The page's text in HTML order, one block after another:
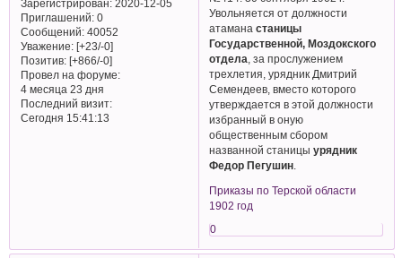
Зарегистрирован: 2020-12-05
Приглашений:0
Сообщений:40052
Уважение: [+23/-0]
Позитив: [+866/-0]
Провел на форуме:
4 месяца 23 дня
Последний визит:
Сегодня 15:41:13
Увольняется от должности
атаманастаницы
Государственной, Моздокского
отдела , за прослужением
трехлетия, урядник Дмитрий
Семендеев, вместо которого
утверждается в этой должности
избранный в оную
общественным сбором
названной станицыурядник
Федор Пегушин
Приказы по Терской области
1902 год
0